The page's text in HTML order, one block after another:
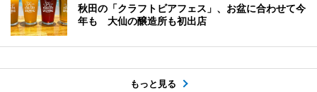
秋田の「クラフトビアフェス」、お盆に合わせて今
年も 大仙の醸造所も初出店
もっと見る